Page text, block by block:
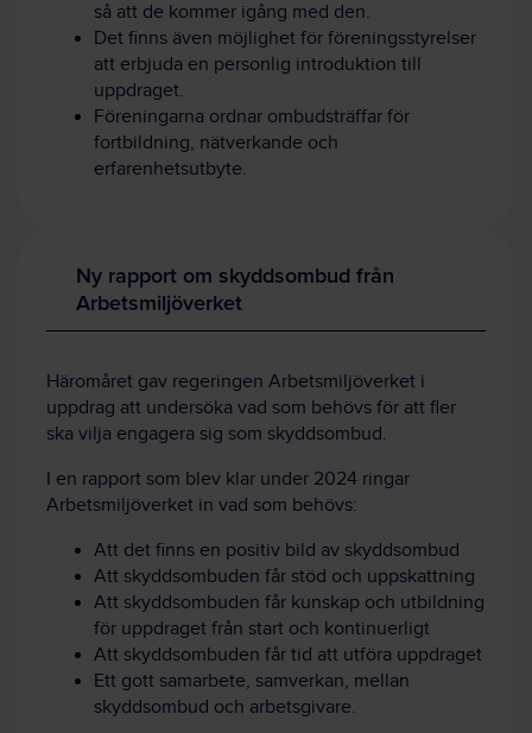
så att de kommer igång med den.
Det finns även möjlighet för föreningsstyrelser
att erbjuda en personlig introduktion till
uppdraget.
Föreningarna ordnar ombudsträffar för
fortbildning, nätverkande och
erfarenhetsutbyte.
Ny rapport om skyddsombud från
Arbetsmiljöverket
Häromåret gav regeringen Arbetsmiljöverket i
uppdrag att undersöka vad som behövs för att fler
ska vilja engagera sig som skyddsombud.
I en rapport som blev klar under 2024 ringar
Arbetsmiljöverket in vad som behövs:
Att det finns en positiv bild av skyddsombud
Att skyddsombuden får stöd och uppskattning
Att skyddsombuden får kunskap och utbildning
för uppdraget från start och kontinuerligt
Att skyddsombuden får tid att utföra uppdraget
Ett gott samarbete, samverkan, mellan
skyddsombud och arbetsgivare.